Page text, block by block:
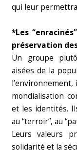
qui leur
*Les
préservation
Un groupe
aisées de la
mondialisation
et les identités.
au “terroir”, au
Leurs valeurs
solidarité et la